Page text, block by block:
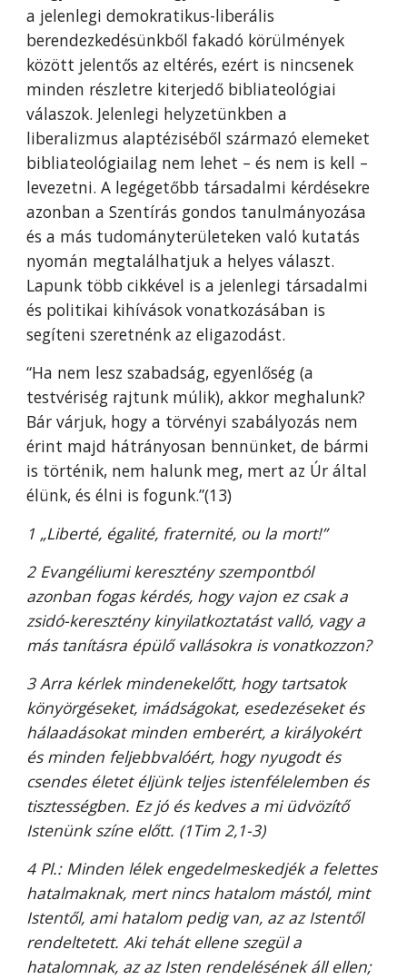
a jelenlegi demokratikus-liberális
berendezkedésünkből fakadó körülmények
között jelentős az eltérés, ezért is nincsenek
minden részletre kiterjedő bibliateológiai
válaszok. Jelenlegi helyzetünkben a
liberalizmus alaptéziséből származó elemeket
bibliateológiailag nem lehet – és nem is kell –
levezetni. A legégetőbb társadalmi kérdésekre
azonban a Szentírás gondos tanulmányozása
és a más tudományterületeken való kutatás
nyomán megtalálhatjuk a helyes választ.
Lapunk több cikkével is a jelenlegi társadalmi
és politikai kihívások vonatkozásában is
segíteni szeretnénk az eligazodást.
“Ha nem lesz szabadság, egyenlőség (a
testvériség rajtunk múlik), akkor meghalunk?
Bár várjuk, hogy a törvényi szabályozás nem
érint majd hátrányosan bennünket, de bármi
is történik, nem halunk meg, mert az Úr által
élünk, és élni is fogunk.”(13)
1 „Liberté, égalité, fraternité, ou la mort!”
2 Evangéliumi keresztény szempontból
azonban fogas kérdés, hogy vajon ez csak a
zsidó-keresztény kinyilatkoztatást valló, vagy a
más tanításra épülő vallásokra is vonatkozzon?
3 Arra kérlek mindenekelőtt, hogy tartsatok
könyörgéseket, imádságokat, esedezéseket és
hálaadásokat minden emberért, a királyokért
és minden feljebbvalóért, hogy nyugodt és
csendes életet éljünk teljes istenfélelemben és
tisztességben. Ez jó és kedves a mi üdvözítő
Istenünk színe előtt. (1Tim 2,1-3)
4 Pl.: Minden lélek engedelmeskedjék a felettes
hatalmaknak, mert nincs hatalom mástól, mint
Istentől, ami hatalom pedig van, az az Istentől
rendeltetett. Aki tehát ellene szegül a
hatalomnak, az az Isten rendelésének áll ellen;